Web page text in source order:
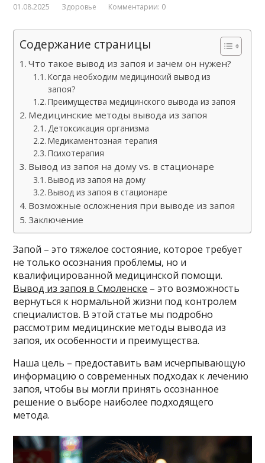
01.08.2025 Здоровье Комментарии: 0
Содержание страницы
Что такое вывод из запоя и зачем он нужен?
Когда необходим медицинский вывод из
запоя?
Преимущества медицинского вывода из запоя
Медицинские методы вывода из запоя
Детоксикация организма
Медикаментозная терапия
Психотерапия
Вывод из запоя на дому vs. в стационаре
Вывод из запоя на дому
Вывод из запоя в стационаре
Возможные осложнения при выводе из запоя
Заключение
Запой – это тяжелое состояние, которое требует
не только осознания проблемы, но и
квалифицированной медицинской помощи.
Вывод из запоя в Смоленске – это возможность
вернуться к нормальной жизни под контролем
специалистов. В этой статье мы подробно
рассмотрим медицинские методы вывода из
запоя, их особенности и преимущества.
Наша цель – предоставить вам исчерпывающую
информацию о современных подходах к лечению
запоя, чтобы вы могли принять осознанное
решение о выборе наиболее подходящего
метода.